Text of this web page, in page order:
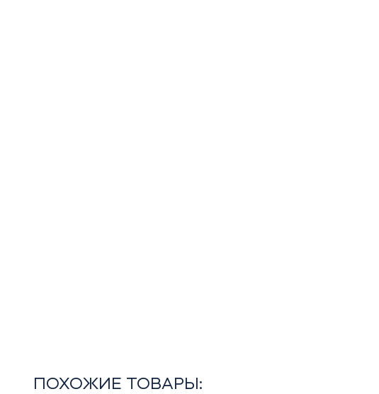
ПОХОЖИЕ ТОВАРЫ: